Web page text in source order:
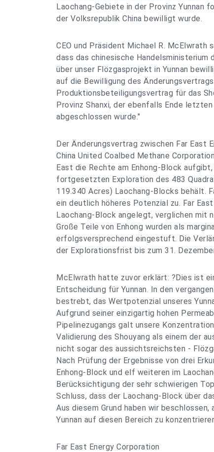
Laochang-Gebiete in der Provinz Yunnan
der Volksrepublik China bewilligt wurde.
CEO und Präsident Michael R. McElwrath
dass das chinesische Handelsministerium
über unser Flözgasprojekt in Yunnan
auf die Bewilligung des
Produktionsbeteiligungsvertrag für das
Provinz Shanxi, der ebenfalls Ende
abgeschlossen wurde."
Der Änderungsvertrag zwischen Far East
China United Coalbed Methane
East die Rechte am Enhong-Block
fortgesetzten Exploration des 483
119.340 Acres) Laochang-Blocks behält.
ein deutlich höheres Potenzial zu. Far
Laochang-Block angelegt, verglichen mit
Große Teile von Enhong wurden als
erfolgsversprechend eingestuft. Die
der Explorationsfrist bis zum 31.
McElwrath hatte zuvor erklärt: ?Dies ist
Entscheidung für Yunnan. In den
bestrebt, das Wertpotenzial unseres
Aufgrund seiner einzigartig hohen
Pipelinezugangs galt unsere
Validierung des Shouyang als einem der
nicht sogar des aussichtsreichsten -
Nach Prüfung der Ergebnisse von drei
Enhong-Block und elf weiteren im
Berücksichtigung der sehr schwierigen
Schluss, dass der Laochang-Block über
Aus diesem Grund haben wir
Yunnan auf diesen Bereich zu
Far East Energy Corporation